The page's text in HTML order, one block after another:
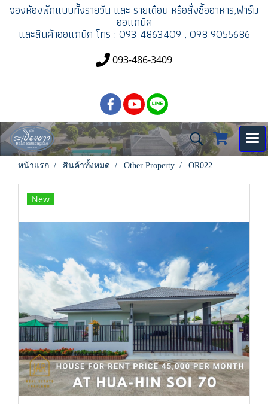
จองห้องพักแบบทั้งรายวัน และ รายเดือน หรือสั่งซื้ออาหาร,ฟาร์ม
ออแกนิค
และสินค้าออแกนิค โทร : 093 4863409 , 098 9055686
093-486-3409
หน้าแรก สินค้าทั้งหมด Other Property OR022
New